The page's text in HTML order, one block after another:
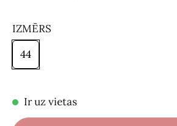
IZMĒRS
44
Ir uz vietas